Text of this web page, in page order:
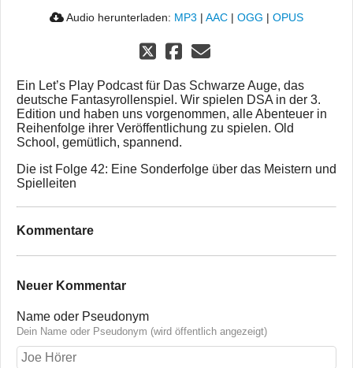
Audio herunterladen: MP3 | AAC | OGG | OPUS
Ein Let’s Play Podcast für Das Schwarze Auge, das
deutsche Fantasyrollenspiel. Wir spielen DSA in der 3.
Edition und haben uns vorgenommen, alle Abenteuer in
Reihenfolge ihrer Veröffentlichung zu spielen. Old
School, gemütlich, spannend.
Die ist Folge 42: Eine Sonderfolge über das Meistern und
Spielleiten
Kommentare
Neuer Kommentar
Name oder Pseudonym
Dein Name oder Pseudonym (wird öffentlich angezeigt)